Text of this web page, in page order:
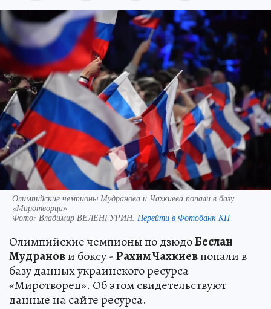
Олимпийские чемпионы Мудранова и Чахкиева попали в базу
«Миротворца»
Фото: Владимир ВЕЛЕНГУРИН. Перейти в Фотобанк КП
Олимпийские чемпионы по дзюдоБеслан
Мудранови боксу -Рахим Чахкиевпопали в
базу данных украинского ресурса
«Миротворец». Об этом свидетельствуют
данные на сайте ресурса.